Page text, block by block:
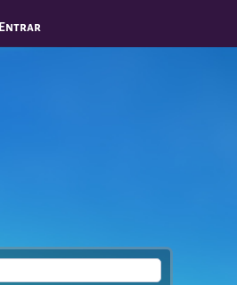
Entrar